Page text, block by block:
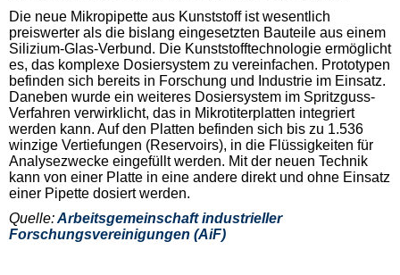
Die neue Mikropipette aus Kunststoff ist wesentlich
preiswerter als die bislang eingesetzten Bauteile aus einem
Silizium-Glas-Verbund. Die Kunststofftechnologie ermöglicht
es, das komplexe Dosiersystem zu vereinfachen. Prototypen
befinden sich bereits in Forschung und Industrie im Einsatz.
Daneben wurde ein weiteres Dosiersystem im Spritzguss-
Verfahren verwirklicht, das in Mikrotiterplatten integriert
werden kann. Auf den Platten befinden sich bis zu 1.536
winzige Vertiefungen (Reservoirs), in die Flüssigkeiten für
Analysezwecke eingefüllt werden. Mit der neuen Technik
kann von einer Platte in eine andere direkt und ohne Einsatz
einer Pipette dosiert werden.
Quelle:Arbeitsgemeinschaft industrieller
Forschungsvereinigungen (AiF)